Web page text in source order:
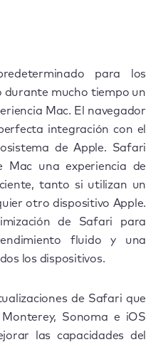
para los
durante mucho tiempo un
Mac. El navegador
integración con el
de Apple. Safari
Mac una experiencia de
tanto si utilizan un
otro dispositivo Apple.
de Safari para
fluido y una
los dispositivos.
de Safari que
Sonoma e iOS
las capacidades del